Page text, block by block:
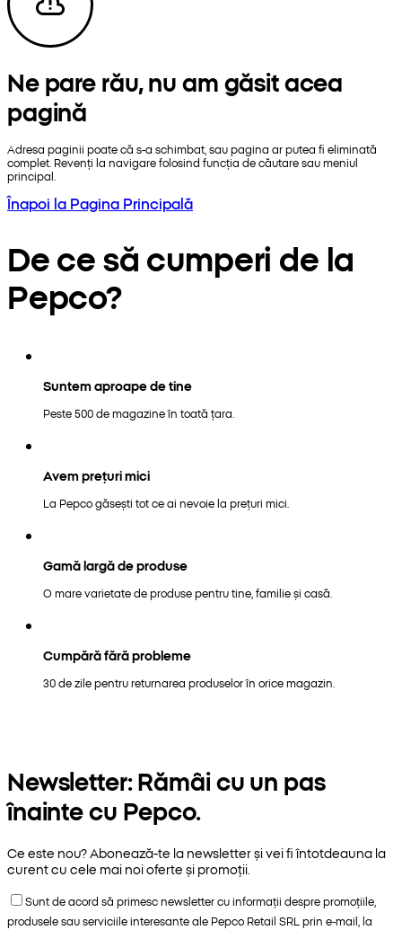
Ne pare rău, nu am găsit acea
pagină
Adresa paginii poate că s-a schimbat, sau pagina ar putea fi eliminată
complet. Revenți la navigare folosind funcția de căutare sau meniul
principal.
Înapoi la Pagina Principală
De ce să cumperi de la
Pepco?
Suntem aproape de tine
Peste 500 de magazine în toată țara.
Avem prețuri mici
La Pepco găsești tot ce ai nevoie la prețuri mici.
Gamă largă de produse
O mare varietate de produse pentru tine, familie și casă.
Cumpără fără probleme
30 de zile pentru returnarea produselor în orice magazin.
Newsletter: Rămâi cu un pas
înainte cu Pepco.
Ce este nou? Abonează-te la newsletter și vei fi întotdeauna la
curent cu cele mai noi oferte și promoții.
Sunt de acord să primesc newsletter cu informații despre promoțiile,
produsele sau serviciile interesante ale Pepco Retail SRL prin e-mail, la